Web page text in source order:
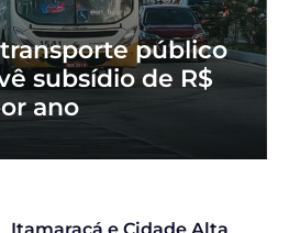
público
subsídio de R$
ano